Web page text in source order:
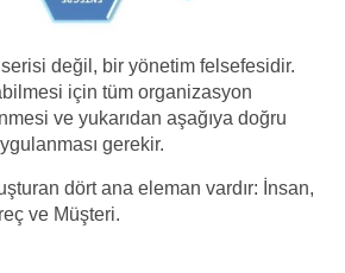
değil, bir yönetim felsefesidir.
için tüm organizasyon
ve yukarıdan aşağıya doğru
gerekir.
dört ana eleman vardır: İnsan,
ve Müşteri.